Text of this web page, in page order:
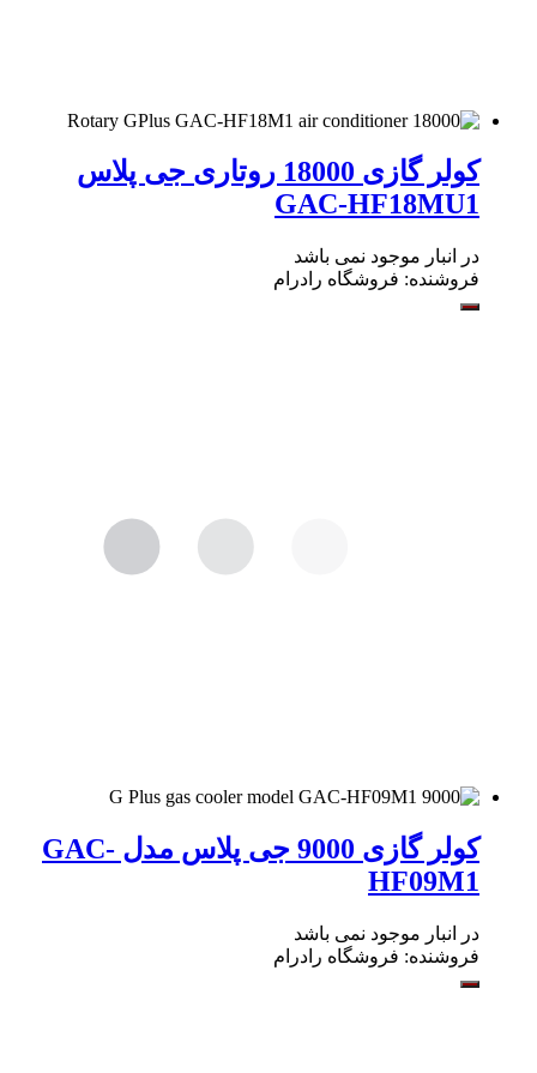
کولر گازی 18000 روتاری جی پلاس
GAC-HF18MU1
در انبار موجود نمی باشد
فروشنده: فروشگاه رادرام
کولر گازی 9000 جی پلاس مدل GAC-
HF09M1
در انبار موجود نمی باشد
فروشنده: فروشگاه رادرام